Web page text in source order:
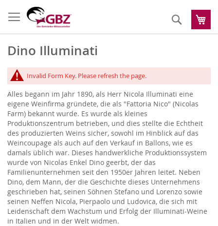
Inhalt
springen
Suche
Dino Illuminati
Invalid Form Key. Please refresh the page.
Alles begann im Jahr 1890, als Herr Nicola Illuminati eine
eigene Weinfirma gründete, die als "Fattoria Nico" (Nicolas
Farm) bekannt wurde. Es wurde als kleines
Produktionszentrum betrieben, und dies stellte die Echtheit
des produzierten Weins sicher, sowohl im Hinblick auf das
Weincoupage als auch auf den Verkauf in Ballons, wie es
damals üblich war. Dieses handwerkliche Produktionssystem
wurde von Nicolas Enkel Dino geerbt, der das
Familienunternehmen seit den 1950er Jahren leitet. Neben
Dino, dem Mann, der die Geschichte dieses Unternehmens
geschrieben hat, seinen Söhnen Stefano und Lorenzo sowie
seinen Neffen Nicola, Pierpaolo und Ludovica, die sich mit
Leidenschaft dem Wachstum und Erfolg der Illuminati-Weine
in Italien und in der Welt widmen.